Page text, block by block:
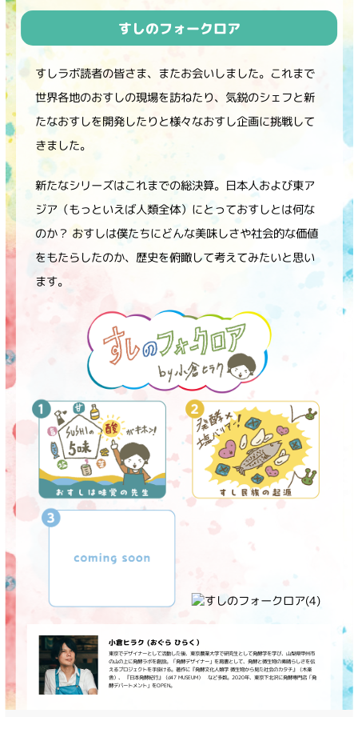
みりん風・料理酒 鍋用調味料
つゆ たれ
スープ
クイック調味料 レモン果汁
炊き込みご飯の素 米飯用調味液
納豆 Fibee
商品ブランドサイト
Fibee（ファイビー）
カンタン酢
お酢ドリンク
味ぽん
かおりの蔵
つゆ
鍋なび
納豆のサイト
三ツ判山吹
スペシャルサイト
お酢を知ろう！
すしラボ
ぽん酢サワー
納豆の豆知識
ロングセラー商品 ＋ おすすめレシピ
人気商品 ＋ おすすめレシピ
ミツカングループについて
ミツカンの歴史
ミツカンを知る
環境への取り組み
ZENB initiative
MIM（ミツカンミュージアム）
各部門が大切にしていること
おいしさと健康への取り組み
採用情報
ニュースリリース
お客様相談センター
お客様の声をいかしました
販売終了製品のご案内
よくあるご質問
お問い合わせ
地図から取り扱い店舗を探す
ミツカン公式通販
すしのフォークロア
すしラボ読者の皆さま、またお会いしました。これまで
世界各地のおすしの現場を訪ねたり、気鋭のシェフと新
たなおすしを開発したりと様々なおすし企画に挑戦して
きました。
新たなシリーズはこれまでの総決算。日本人および東ア
ジア（もっといえば人類全体）にとっておすしとは何な
のか？ おすしは僕たちにどんな美味しさや社会的な価値
をもたらしたのか、歴史を俯瞰して考えてみたいと思い
ます。
小倉ヒラク (おぐら ひらく）
東京でデザイナーとして活動した後、東京農業大学で研究生として発酵学を学び、山梨県甲州市
の山の上に発酵ラボを創設。「発酵デザイナー」を肩書として、発酵と微生物の素晴らしさを伝
えるプロジェクトを手掛ける。著作に『発酵文化人類学 微生物から見た社会のカタチ』（木楽
舎）、 『日本発酵紀行』（d47 MUSEUM） など多数。2020年、東京下北沢に発酵専門店「発
酵デパートメント」をOPEN。